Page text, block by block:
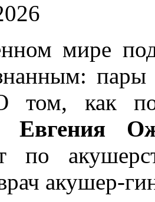
мире
том, как
Евгения
по
акушер-